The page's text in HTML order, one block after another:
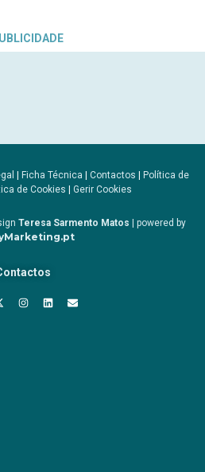
| Ficha Técnica | Contactos | Política de
de Cookies | Gerir Cookies
Teresa Sarmento Matos | powered by